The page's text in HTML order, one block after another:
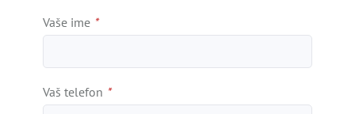
Vaše ime *
Vaš telefon *